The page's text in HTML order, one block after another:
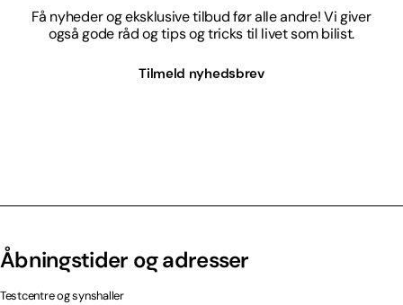
Få nyheder og eksklusive tilbud før alle andre! Vi giver
også gode råd og tips og tricks til livet som bilist.
Tilmeld nyhedsbrev
Åbningstider og adresser
Testcentre og synshaller